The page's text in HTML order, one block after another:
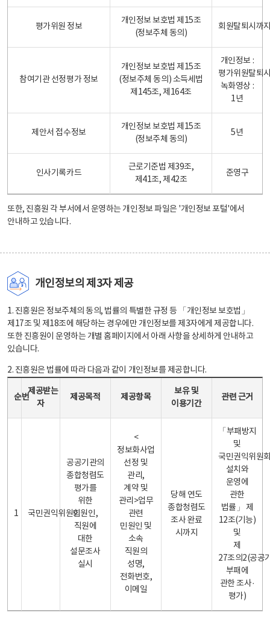
평가위원 정보
개인정보 보호법 제15조
(정보주체 동의)
회원탈퇴시까
참여기관 선정평가 정보
개인정보 보호법 제15조
(정보주체 동의) 소득세법
제145조, 제164조
개인정보 :
평가위원탈퇴
녹화영상 :
1년
제안서 접수정보
개인정보 보호법 제15조
(정보주체 동의)
5년
인사기록카드
근로기준법 제39조,
제41조, 제42조
준영구
또한, 진흥원 각 부서에서 운영하는 개인정보 파일은 '개인정보 포털'에서
안내하고 있습니다.
개인정보의 제3자 제공
1. 진흥원은 정보주체의 동의, 법률의 특별한 규정 등 「개인정보 보호법」
제17조 및 제18조에 해당하는 경우에만 개인정보를 제3자에게 제공합니다.
또한 진흥원이 운영하는 개별 홈페이지에서 아래 사항을 상세하게 안내하고
있습니다.
2. 진흥원은 법률에 따라 다음과 같이 개인정보를 제공합니다.
순번
제공받는
자
제공목적 제공항목
보유 및
이용기간
관련 근거
1 국민권익위원회
공공기관의
종합청렴도
평가를
위한
민원인,
직원에
대한
설문조사
실시
<
정보화사업
선정 및
관리,
계약 및
관리>업무
관련
민원인 및
소속
직원의
성명,
전화번호,
이메일
당해 연도
종합청렴도
조사 완료
시까지
「부패방지
및
국민권익위원
설치와
운영에
관한
법률」 제
12조(기능)
및
제
27조의2(공공
부패에
관한 조사·
평가)